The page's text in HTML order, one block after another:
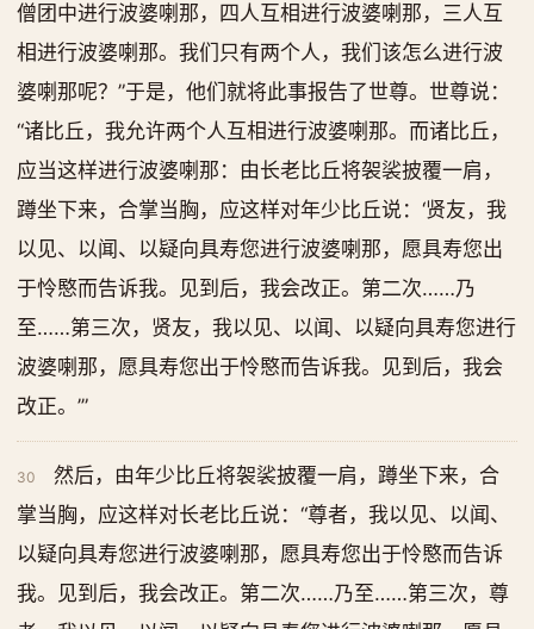
僧团中进行波婆喇那，四人互相进行波婆喇那，三人互
相进行波婆喇那。我们只有两个人，我们该怎么进行波
婆喇那呢？”于是，他们就将此事报告了世尊。世尊说：
“诸比丘，我允许两个人互相进行波婆喇那。而诸比丘，
应当这样进行波婆喇那：由长老比丘将袈裟披覆一肩，
蹲坐下来，合掌当胸，应这样对年少比丘说：‘贤友，我
以见、以闻、以疑向具寿您进行波婆喇那，愿具寿您出
于怜愍而告诉我。见到后，我会改正。第二次……乃
至……第三次，贤友，我以见、以闻、以疑向具寿您进行
波婆喇那，愿具寿您出于怜愍而告诉我。见到后，我会
改正。’”
30
然后，由年少比丘将袈裟披覆一肩，蹲坐下来，合
掌当胸，应这样对长老比丘说：“尊者，我以见、以闻、
以疑向具寿您进行波婆喇那，愿具寿您出于怜愍而告诉
我。见到后，我会改正。第二次……乃至……第三次，尊